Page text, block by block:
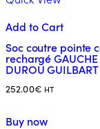
Add to Cart
Soc coutre pointe
rechargé
DUROU GUILBART
252.00€ HT
Buy now